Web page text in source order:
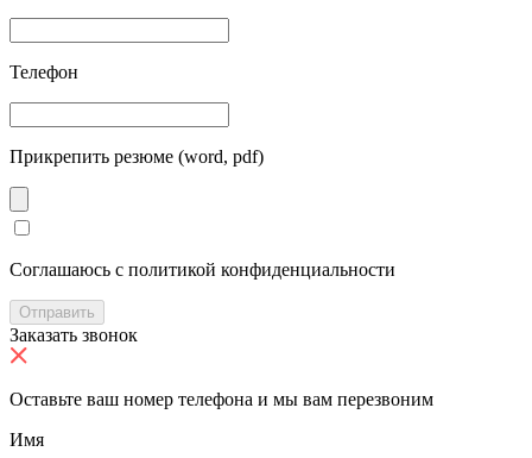
Телефон
Прикрепить резюме (word, pdf)
Cоглашаюсь с политикой конфиденциальности
Отправить
Заказать звонок
Оставьте ваш номер телефона и мы вам перезвоним
Имя